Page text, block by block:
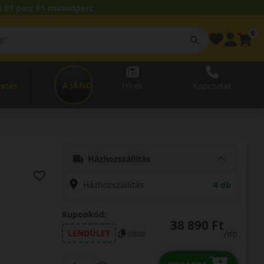
01 perc 00 másodperc.
AJÁNDÉKUTALVÁNY
Házhozszállítás
Házhozszállítás 4 db
Kuponkód:
LENDÜLET
másol 38 890 Ft
/db